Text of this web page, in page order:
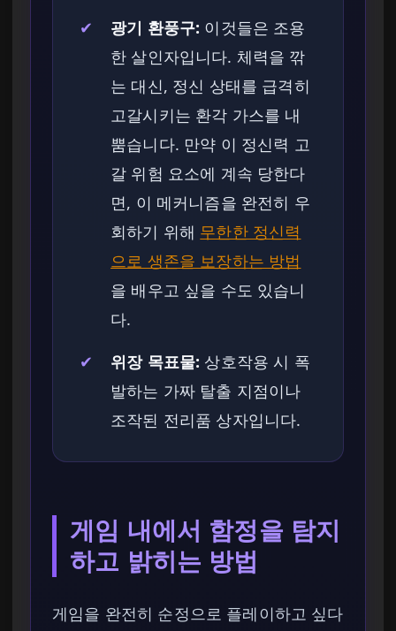
✔
광기 환풍구: 이것들은 조용
한 살인자입니다. 체력을 깎
는 대신, 정신 상태를 급격히
고갈시키는 환각 가스를 내
뿜습니다. 만약 이 정신력 고
갈 위험 요소에 계속 당한다
면, 이 메커니즘을 완전히 우
회하기 위해 무한한 정신력
으로 생존을 보장하는 방법
을 배우고 싶을 수도 있습니
다.
✔
위장 목표물: 상호작용 시 폭
발하는 가짜 탈출 지점이나
조작된 전리품 상자입니다.
게임 내에서 함정을 탐지
하고 밝히는 방법
게임을 완전히 순정으로 플레이하고 싶다